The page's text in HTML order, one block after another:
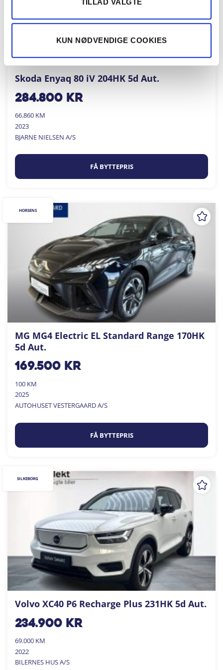
KUN NØDVENDIGE COOKIES
Skoda Enyaq 80 iV 204HK 5d Aut.
284.800kr
66.860 KM
2023
BJARNE NIELSEN A/S
FÅ BYTTEPRIS
MG MG4 Electric EL Standard Range 170HK
5d Aut.
169.500kr
100 KM
2025
AUTOHUSET VESTERGAARD A/S
FÅ BYTTEPRIS
HORSENS
Volvo XC40 P6 Recharge Plus 231HK 5d Aut.
234.900kr
69.000 KM
2022
BILERNES HUS A/S
SILKEBORG